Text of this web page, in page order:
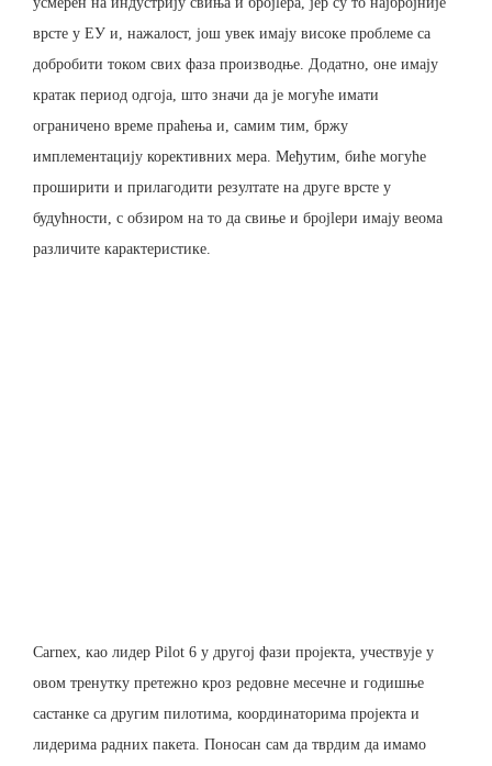
врсте у ЕУ и, нажалост, још увек имају високе проблеме са
добробити током свих фаза производње. Додатно, оне имају
кратак период одгоја, што значи да је могуће имати
ограничено време праћења и, самим тим, бржу
имплементацију корективних мера. Међутим, биће могуће
проширити и прилагодити резултате на друге врсте у
будућности, с обзиром на то да свиње и броjlери имају веома
различите карактеристике.
Carnex, као лидер Pilot 6 у другој фази пројекта, учествује у
овом тренутку претежно кроз редовне месечне и годишње
састанке са другим пилотима, координаторима пројекта и
лидерима радних пакета. Поносан сам да тврдим да имамо